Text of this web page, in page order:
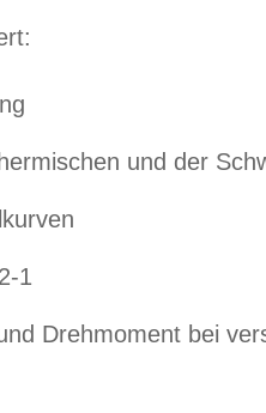
und der
1
Drehmoment bei